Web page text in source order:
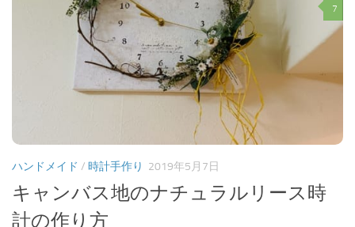
7
ハンドメイド / 時計手作り 2019年5月7日
キャンバス地のナチュラルリース時
計の作り方